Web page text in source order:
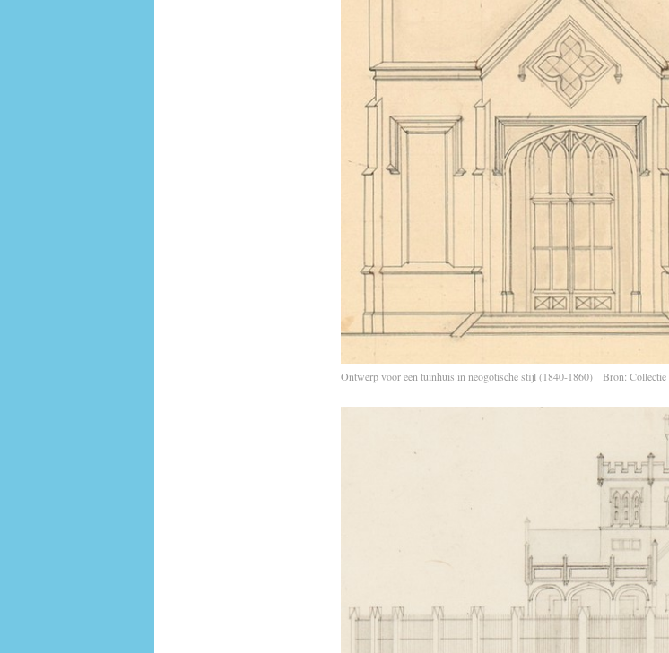
Ontwerp voor een tuinhuis in neogotische stijl (1840-1860) Bron: Collectie